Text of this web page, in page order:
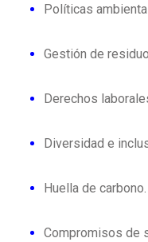
Políticas
Gestión de
Derechos
Diversidad e
Huella de carbono.
Compromisos de